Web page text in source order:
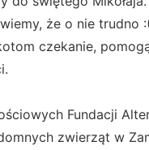
że o nie trudno
czekanie,
Fundacji
zwierząt w